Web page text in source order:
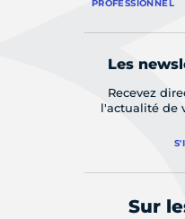
PROFESSIONNEL
Les
Recevez
l'actualité de
Sur